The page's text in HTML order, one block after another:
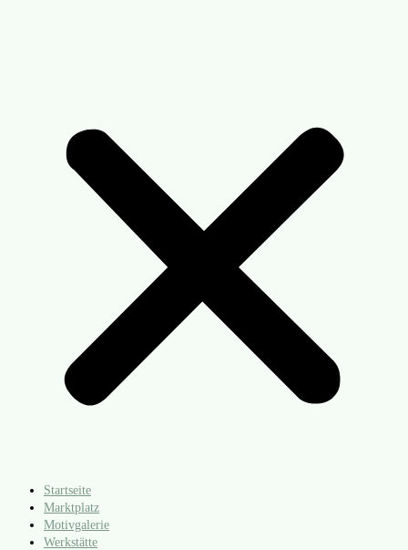
Startseite
Marktplatz
Motivgalerie
Werkstätte